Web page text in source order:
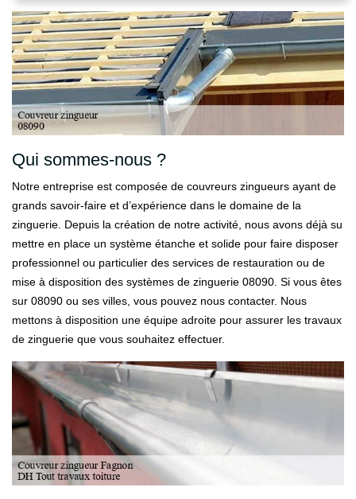
Qui sommes-nous ?
Notre entreprise est composée de couvreurs zingueurs ayant de
grands savoir-faire et d’expérience dans le domaine de la
zinguerie. Depuis la création de notre activité, nous avons déjà su
mettre en place un système étanche et solide pour faire disposer
professionnel ou particulier des services de restauration ou de
mise à disposition des systèmes de zinguerie 08090. Si vous êtes
sur 08090 ou ses villes, vous pouvez nous contacter. Nous
mettons à disposition une équipe adroite pour assurer les travaux
de zinguerie que vous souhaitez effectuer.